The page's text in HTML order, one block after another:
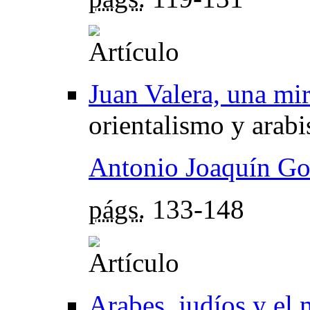
Juan Valera, una
orientalismo y
Antonio Joaquín
págs. 133-148